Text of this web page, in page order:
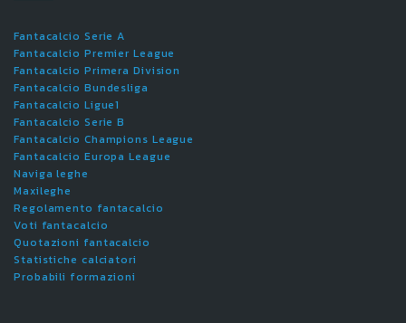
Fantacalcio Serie A
Fantacalcio Premier League
Fantacalcio Primera Division
Fantacalcio Bundesliga
Fantacalcio Ligue1
Fantacalcio Serie B
Fantacalcio Champions League
Fantacalcio Europa League
Naviga leghe
Maxileghe
Regolamento fantacalcio
Voti fantacalcio
Quotazioni fantacalcio
Statistiche calciatori
Probabili formazioni